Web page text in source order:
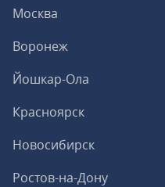
Москва
Воронеж
Йошкар-Ола
Красноярск
Новосибирск
Ростов-на-Дону